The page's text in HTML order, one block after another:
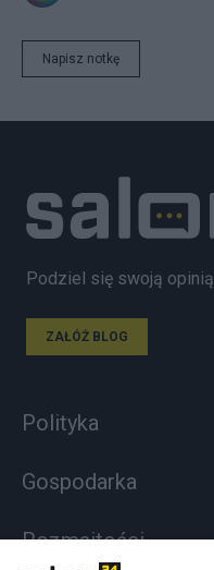
Napisz notkę
Podziel się swoją opinią
ZAŁÓŻ BLOG
Polityka
Gospodarka
Rozmaitości